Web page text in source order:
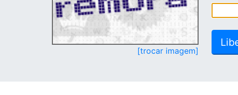
[trocar imagem]